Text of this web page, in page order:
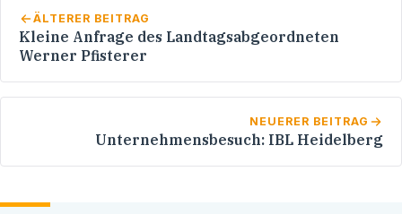
ÄLTERER BEITRAG
Kleine Anfrage des Landtagsabgeordneten
Werner Pfisterer
NEUERER BEITRAG
Unternehmensbesuch: IBL Heidelberg